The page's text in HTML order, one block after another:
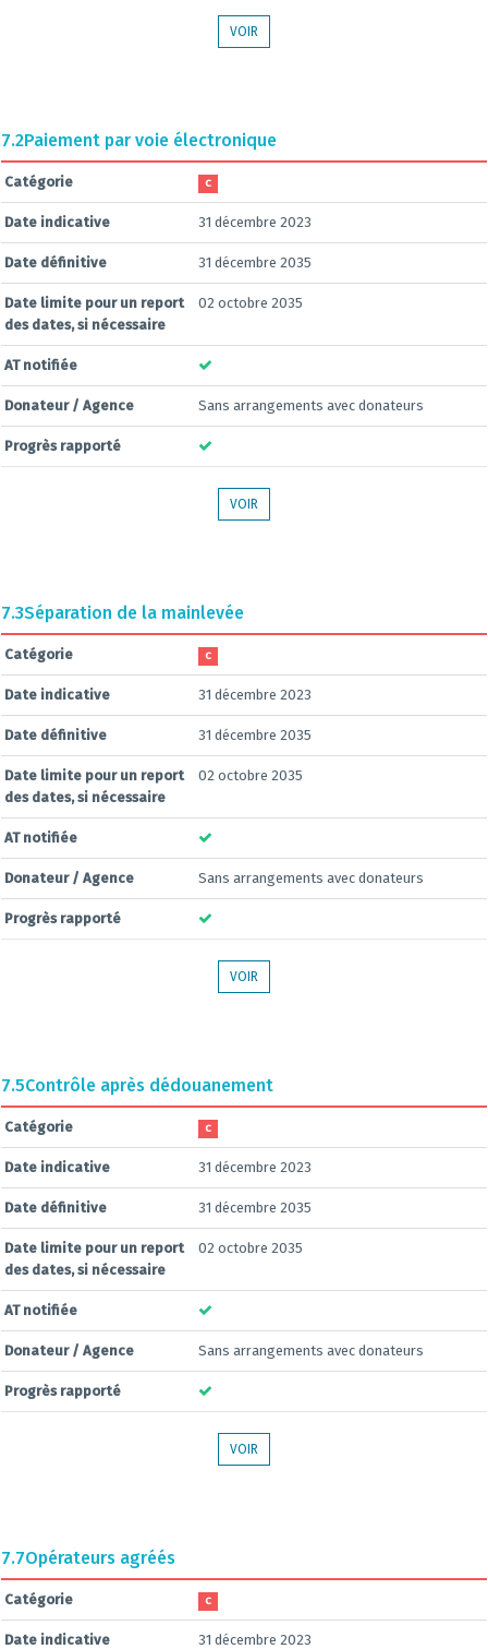
VOIR
7.2Paiement par voie électronique
Catégorie C
Date indicative 31 décembre 2023
Date définitive 31 décembre 2035
Date limite pour un report
des dates, si nécessaire
02 octobre 2035
AT notifiée
Donateur / Agence Sans arrangements avec donateurs
Progrès rapporté
VOIR
7.3Séparation de la mainlevée
Catégorie C
Date indicative 31 décembre 2023
Date définitive 31 décembre 2035
Date limite pour un report
des dates, si nécessaire
02 octobre 2035
AT notifiée
Donateur / Agence Sans arrangements avec donateurs
Progrès rapporté
VOIR
7.5Contrôle après dédouanement
Catégorie C
Date indicative 31 décembre 2023
Date définitive 31 décembre 2035
Date limite pour un report
des dates, si nécessaire
02 octobre 2035
AT notifiée
Donateur / Agence Sans arrangements avec donateurs
Progrès rapporté
VOIR
7.7Opérateurs agréés
Catégorie C
Date indicative 31 décembre 2023